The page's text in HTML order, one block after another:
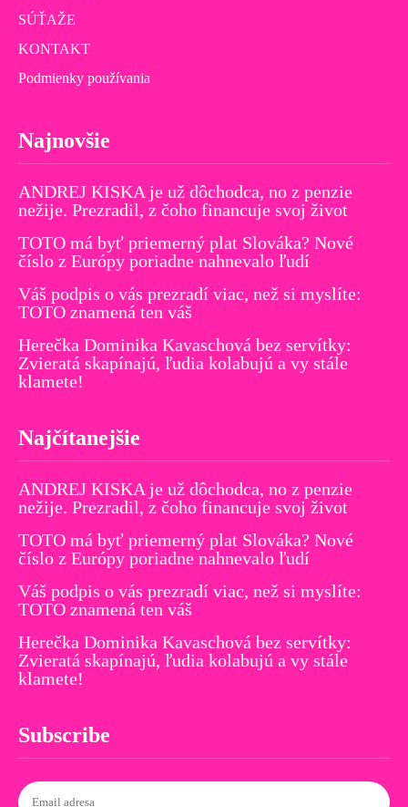
SÚŤAŽE
KONTAKT
Podmienky používania
Najnovšie
ANDREJ KISKA je už dôchodca, no z penzie
nežije. Prezradil, z čoho financuje svoj život
TOTO má byť priemerný plat Slováka? Nové
číslo z Európy poriadne nahnevalo ľudí
Váš podpis o vás prezradí viac, než si myslíte:
TOTO znamená ten váš
Herečka Dominika Kavaschová bez servítky:
Zvieratá skapínajú, ľudia kolabujú a vy stále
klamete!
Najčítanejšie
ANDREJ KISKA je už dôchodca, no z penzie
nežije. Prezradil, z čoho financuje svoj život
TOTO má byť priemerný plat Slováka? Nové
číslo z Európy poriadne nahnevalo ľudí
Váš podpis o vás prezradí viac, než si myslíte:
TOTO znamená ten váš
Herečka Dominika Kavaschová bez servítky:
Zvieratá skapínajú, ľudia kolabujú a vy stále
klamete!
Subscribe